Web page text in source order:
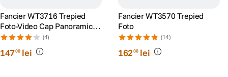
Fancier WT3716 Trepied
Foto-Video Cap Panoramic
Aluminiu
(4)
14700 lei
Fancier WT3570 Trepied
Foto
(14)
16200 lei